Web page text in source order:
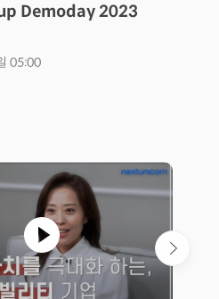
Demoday 2023
05:00